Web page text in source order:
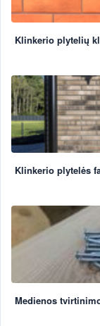
Klinkerio plytelių
Klinkerio plytelės
Medienos